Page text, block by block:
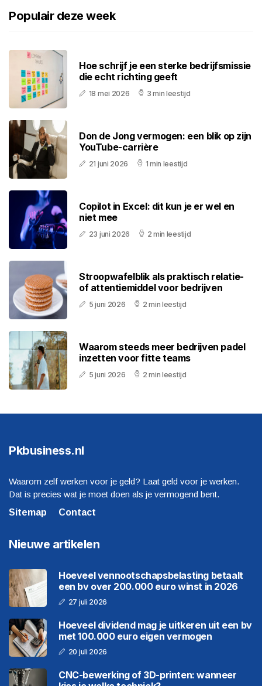
Populair deze week
Hoe schrijf je een sterke bedrijfsmissie
die echt richting geeft
18 mei 2026 3 min leestijd
Don de Jong vermogen: een blik op zijn
YouTube-carrière
21 juni 2026 1 min leestijd
Copilot in Excel: dit kun je er wel en
niet mee
23 juni 2026 2 min leestijd
Stroopwafelblik als praktisch relatie-
of attentiemiddel voor bedrijven
5 juni 2026 2 min leestijd
Waarom steeds meer bedrijven padel
inzetten voor fitte teams
5 juni 2026 2 min leestijd
Pkbusiness.nl
Waarom zelf werken voor je geld? Laat geld voor je werken.
Dat is precies wat je moet doen als je vermogend bent.
Sitemap
Contact
Nieuwe artikelen
Hoeveel vennootschapsbelasting betaalt
een bv over 200.000 euro winst in 2026
27 juli 2026
Hoeveel dividend mag je uitkeren uit een bv
met 100.000 euro eigen vermogen
20 juli 2026
CNC-bewerking of 3D-printen: wanneer